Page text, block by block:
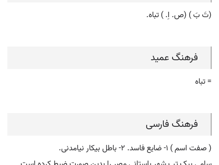
(تَ بَ ) (ص. اِ. ) تباه.
فرهنگ عمید
= تباه
فرهنگ فارسی
( صفت اسم ) ۱- ضایع فاسد. ۲- باطل بیکار نیامدنی.